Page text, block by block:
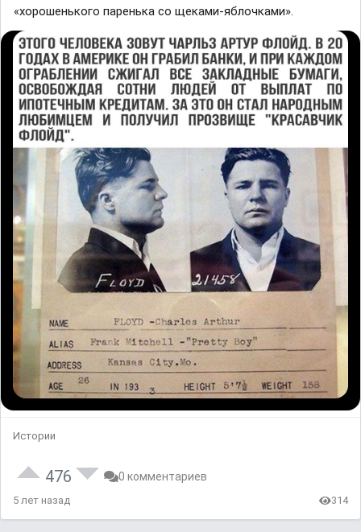
«хорошенького паренька со щеками-яблочками».
Истории
476 0 комментариев
5 лет назад 314